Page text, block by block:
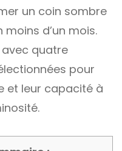
un coin sombre
d’un mois.
quatre
pour
et leur capacité à